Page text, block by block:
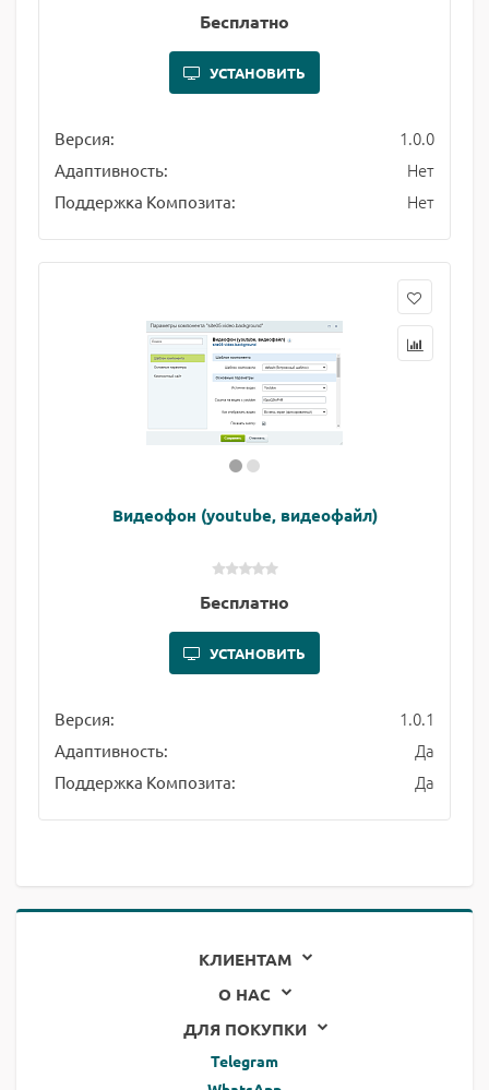
Бесплатно
УСТАНОВИТЬ
Версия: 1.0.0
Адаптивность: Нет
Поддержка Композита: Нет
Видеофон (youtube, видеофайл)
Бесплатно
УСТАНОВИТЬ
Версия: 1.0.1
Адаптивность: Да
Поддержка Композита: Да
КЛИЕНТАМ
О НАС
ДЛЯ ПОКУПКИ
Telegram